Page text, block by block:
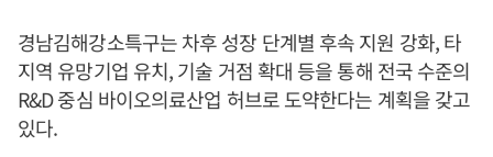
경남김해강소특구는 차후 성장 단계별 후속 지원 강화, 타
지역 유망기업 유치, 기술 거점 확대 등을 통해 전국 수준의
R&D 중심 바이오의료산업 허브로 도약한다는 계획을 갖고
있다.